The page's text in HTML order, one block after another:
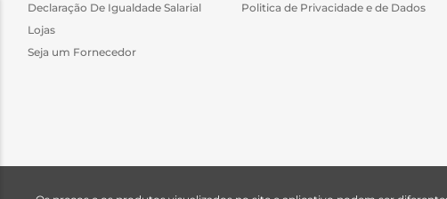
Declaração De Igualdade Salarial
Lojas
Seja um Fornecedor
Politica de Privacidade e de Dados